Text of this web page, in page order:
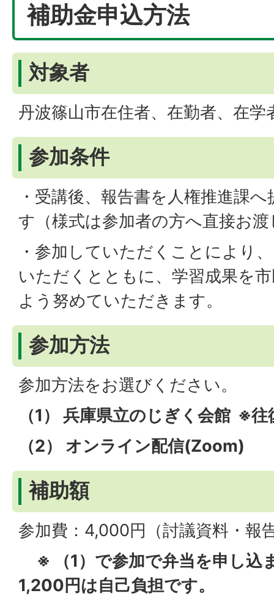
補助金申込方法
対象者
丹波篠山市在住者、在勤者、在学
参加条件
・受講後、報告書を人権推進課
す（様式は参加者の方へ直接お
・参加していただくことにより
いただくとともに、学習成果を
よう努めていただきます。
参加方法
参加方法をお選びください。
（1） 兵庫県立のじぎく会館 ※
（2） オンライン配信(Zoom)
補助額
参加費：4,000円（討議資料・報
※ （1）で参加で弁当を申し込
1,200円は自己負担です。